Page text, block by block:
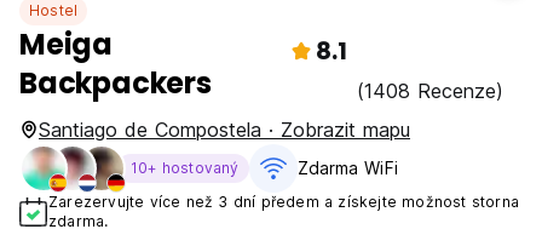
Hostel
Meiga
Backpackers
8.1
(1408 Recenze)
Santiago de Compostela · Zobrazit mapu
10+ hostovaný Zdarma WiFi
Zarezervujte více než 3 dní předem a získejte možnost storna
zdarma.